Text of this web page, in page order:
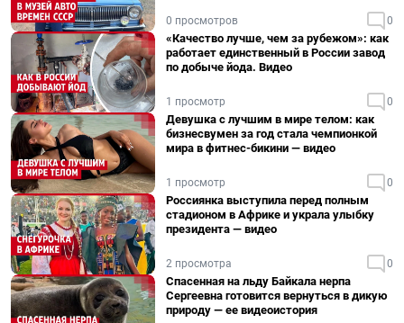
0 просмотров 0
«Качество лучше, чем за рубежом»: как
работает единственный в России завод
по добыче йода. Видео
1 просмотр 0
Девушка с лучшим в мире телом: как
бизнесвумен за год стала чемпионкой
мира в фитнес-бикини — видео
1 просмотр 0
Россиянка выступила перед полным
стадионом в Африке и украла улыбку
президента — видео
2 просмотра 0
Спасенная на льду Байкала нерпа
Сергеевна готовится вернуться в дикую
природу — ее видеоистория